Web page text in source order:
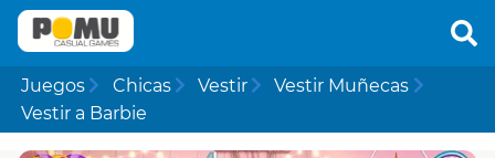
Juegos Chicas Vestir
Vestir Muñecas
Vestir a Barbie